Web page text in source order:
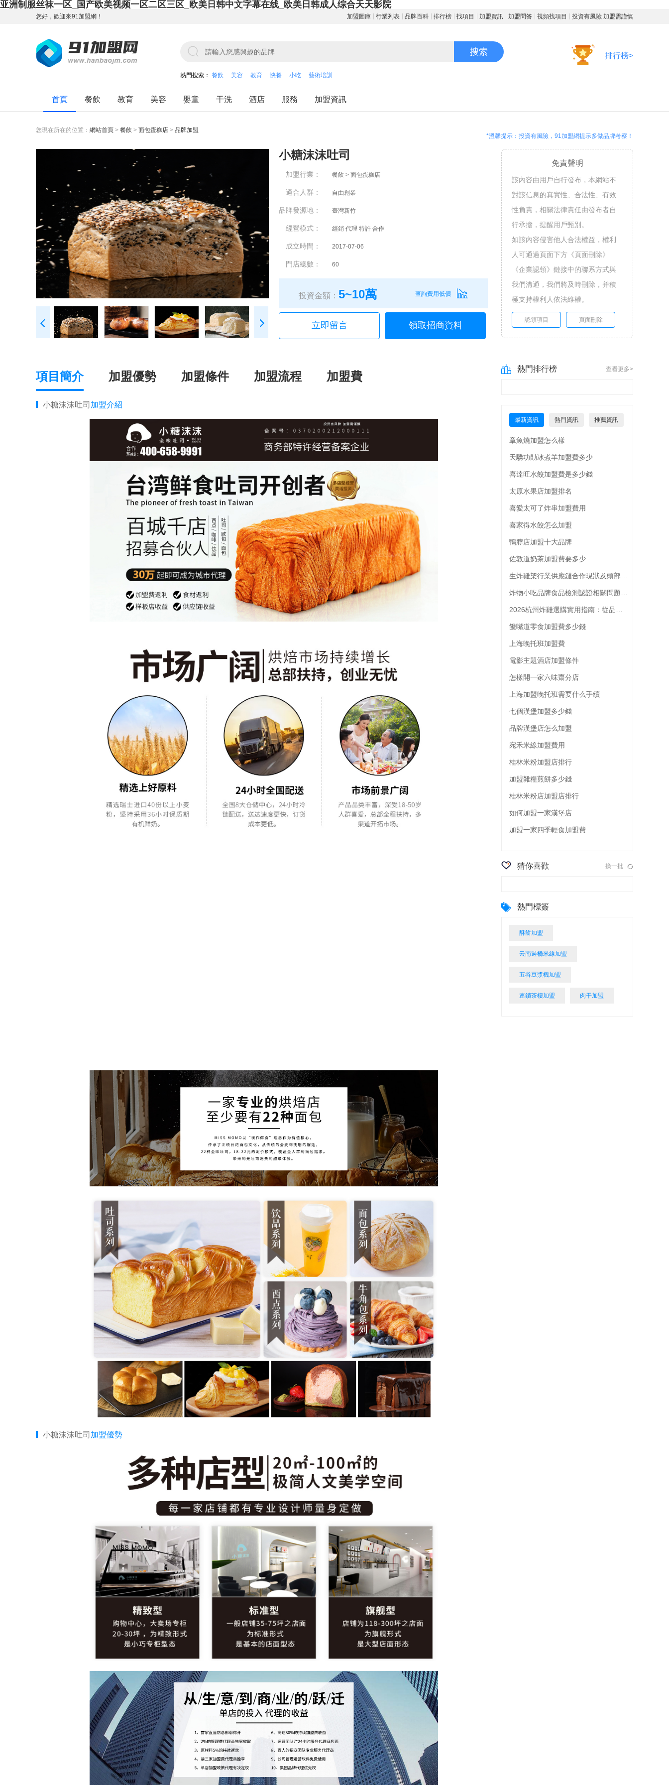
亚洲制服丝袜一区_国产欧美视频一区二区三区_欧美日韩中文字幕在线_欧美日韩成人综合天天影院
您好，歡迎來91加盟網！ 加盟圖庫 行業列表 品牌百科 排行榜 找項目 加盟資訊 加盟問答 視頻找項目 投資有風險 加盟需謹慎
搜索
熱門搜索： 餐飲 美容 教育 快餐 小吃 藝術培訓
排行榜>
首頁 餐飲 教育 美容 嬰童 干洗 酒店 服務 加盟資訊
您現在所在的位置： 網站首頁 > 餐飲 > 面包蛋糕店 > 品牌加盟
*溫馨提示：投資有風險，91加盟網提示多做品牌考察！
小糖沫沫吐司
加盟行業： 餐飲 > 面包蛋糕店
適合人群： 自由創業
品牌發源地： 臺灣新竹
經營模式： 經銷 代理 特許 合作
成立時間： 2017-07-06
門店總數： 60
投資金額： 5~10萬 查詢費用低價
立即留言 領取招商資料
免責聲明
該內容由用戶自行發布，本網站不
對該信息的真實性、合法性、有效
性負責，相關法律責任由發布者自
行承擔，提醒用戶甄別。
如該內容侵害他人合法權益，權利
人可通過頁面下方《頁面刪除》
《企業認領》鏈接中的聯系方式與
我們溝通，我們將及時刪除，并積
極支持權利人依法維權。
認領項目 頁面刪除
項目簡介 加盟優勢 加盟條件 加盟流程 加盟費
小糖沫沫吐司 加盟介紹
小糖沫沫吐司 加盟優勢
熱門排行榜 查看更多>
最新資訊 熱門資訊 推薦資訊
章魚燒加盟怎么樣
天驕功勛冰煮羊加盟費多少
喜達旺水餃加盟費是多少錢
太原水果店加盟排名
喜愛太可了炸串加盟費用
喜家得水餃怎么加盟
鴨脖店加盟十大品牌
佐敦道奶茶加盟費要多少
饞嘴道零食加盟費多少錢
上海晚托班加盟費
電影主題酒店加盟條件
怎樣開一家六味齋分店
上海加盟晚托班需要什么手續
七個漢堡加盟多少錢
品牌漢堡店怎么加盟
宛禾米線加盟費用
桂林米粉加盟店排行
加盟雜糧煎餅多少錢
桂林米粉店加盟店排行
如何加盟一家漢堡店
加盟一家四季輕食加盟費
猜你喜歡 換一批
熱門標簽
酥餅加盟
云南過橋米線加盟
五谷豆漿機加盟
連鎖茶樓加盟 肉干加盟